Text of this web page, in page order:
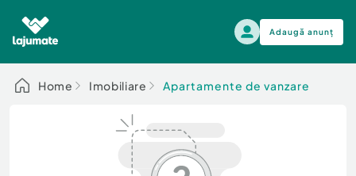
Adaugă anunț
Alege categoria
Auto, moto si ambarcatiuni
Auto, moto si ambarcatiuni
Home Imobiliare Apartamente de vanzare